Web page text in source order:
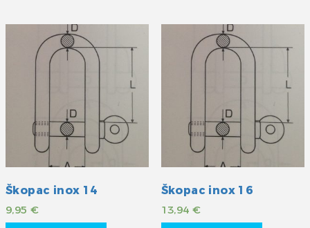
Škopac inox 14
9,95 €
Škopac inox 16
13,94€